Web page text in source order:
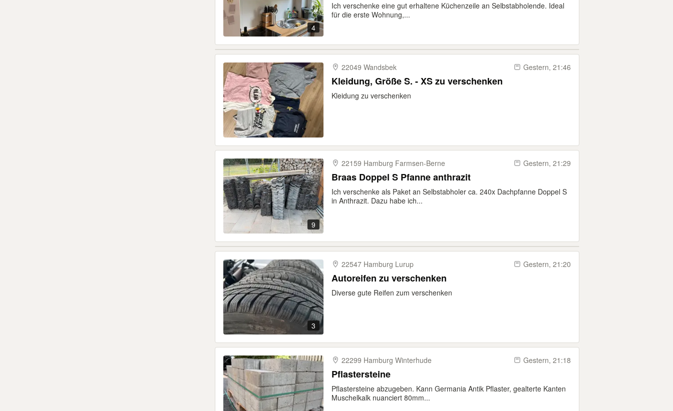
4
Ich verschenke eine gut erhaltene Küchenzeile an Selbstabholende. Ideal
für die erste Wohnung,...
22049 Wandsbek Gestern, 21:46
Kleidung, Größe S. - XS zu verschenken
Kleidung zu verschenken
9
22159 Hamburg Farmsen-​Berne Gestern, 21:29
Braas Doppel S Pfanne anthrazit
Ich verschenke als Paket an Selbstabholer ca. 240x Dachpfanne Doppel S
in Anthrazit. Dazu habe ich...
3
22547 Hamburg Lurup Gestern, 21:20
Autoreifen zu verschenken
Diverse gute Reifen zum verschenken
22299 Hamburg Winterhude Gestern, 21:18
Pflastersteine
Pflastersteine abzugeben. Kann Germania Antik Pflaster, gealterte Kanten
Muschelkalk nuanciert 80mm...